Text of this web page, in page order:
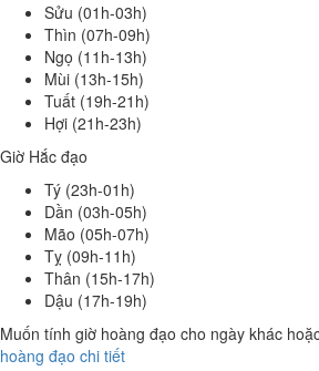
Sửu (01h-03h)
Thìn (07h-09h)
Ngọ (11h-13h)
Mùi (13h-15h)
Tuất (19h-21h)
Hợi (21h-23h)
Giờ Hắc đạo
Tý (23h-01h)
Dần (03h-05h)
Mão (05h-07h)
Tỵ (09h-11h)
Thân (15h-17h)
Dậu (17h-19h)
Muốn tính giờ hoàng đạo cho ngày khác
hoàng đạo chi tiết